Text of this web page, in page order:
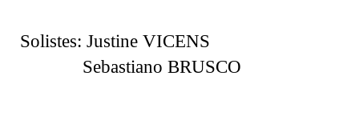
Solistes: Justine VICENS
Sebastiano BRUSCO